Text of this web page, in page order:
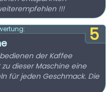
!!!
5
der Kaffee
dieser Maschine eine
für jeden Geschmack. Die